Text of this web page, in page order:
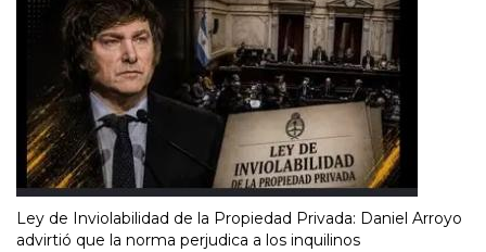
Ley de Inviolabilidad de la Propiedad Privada: Daniel Arroyo
advirtió que la norma perjudica a los inquilinos